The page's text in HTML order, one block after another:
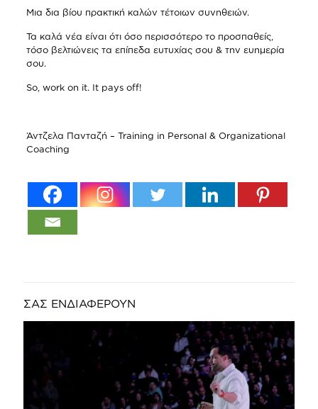
Μια δια βίου πρακτική καλών τέτοιων συνηθειών.
Τα καλά νέα είναι ότι όσο περισσότερο το προσπαθείς,
τόσο βελτιώνεις τα επίπεδα ευτυχίας σου & την ευημερία
σου.
So, work on it. It pays off!
Άντζελα Πανταζή – Training in Personal & Organizational
Coaching
ΣΑΣ ΕΝΔΙΑΦΕΡΟΥΝ